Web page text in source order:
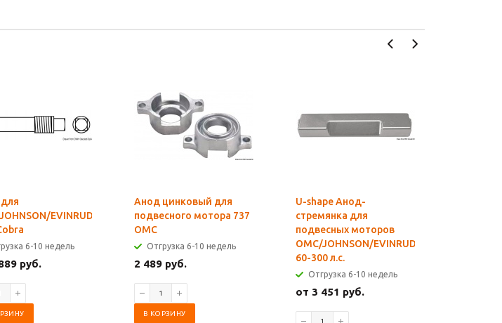
EVINRUDE
6-10 недель
руб.
Анод цинковый для
подвесного мотора 737
OMC
Отгрузка 6-10 недель
2 489 руб.
В КОРЗИНУ
U-shape Анод-
стремянка для
подвесных моторов
OMC/JOHNSON/EVINRUDE
60-300 л.с.
Отгрузка 6-10 недель
от 3 451 руб.